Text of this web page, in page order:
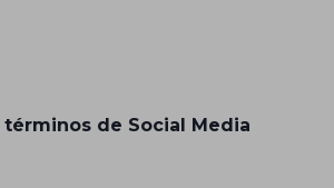
términos de Social Media